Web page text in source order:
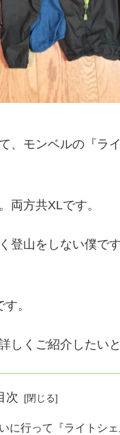
、モンベルの『ラ
両方共XLです。
登山をしない僕で
。
しくご紹介したいと
次
に行って『ライトシ